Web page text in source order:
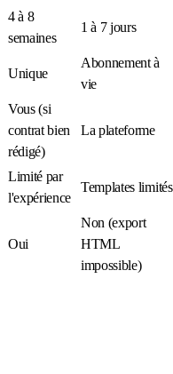
4 à 8
semaines
1 à 7 jours
Unique
Abonnement à
vie
Vous (si
contrat bien
rédigé)
La plateforme
Limité par
l'expérience
Templates limités
Oui
Non (export
HTML
impossible)